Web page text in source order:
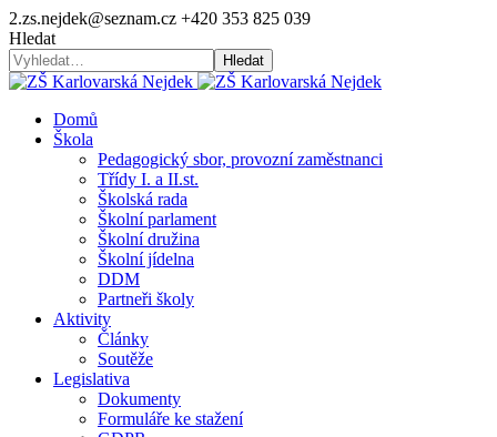
2.zs.nejdek@seznam.cz +420 353 825 039
Hledat
Hledat
Domů
Škola
Pedagogický sbor, provozní zaměstnanci
Třídy I. a II.st.
Školská rada
Školní parlament
Školní družina
Školní jídelna
DDM
Partneři školy
Aktivity
Články
Soutěže
Legislativa
Dokumenty
Formuláře ke stažení